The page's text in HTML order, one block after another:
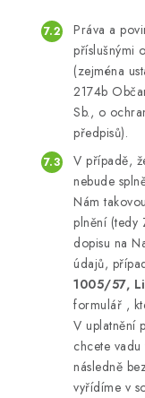
Práva a
příslušnými
(zejména
2174b
Sb., o
předpisů).
V případě,
nebude
Nám
plnění (tedy
dopisu na
údajů,
1005/57,
formulář ,
V uplatnění
chcete
následně
vyřídíme v